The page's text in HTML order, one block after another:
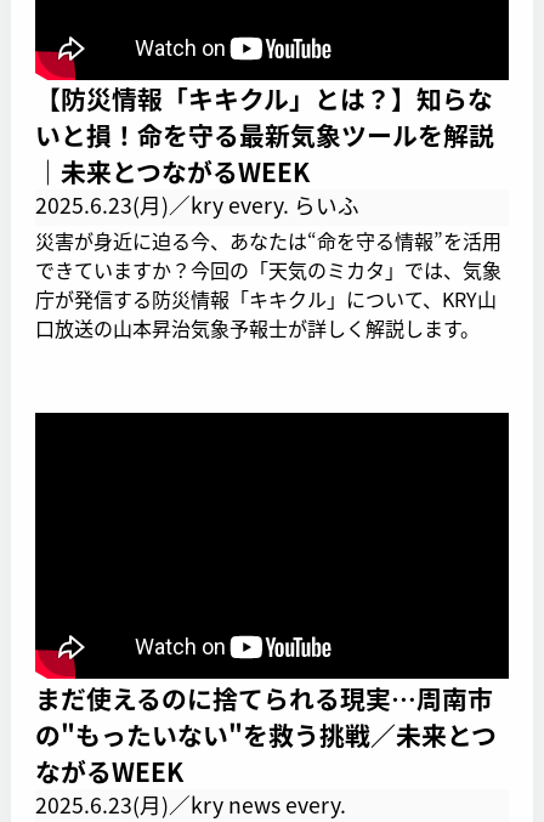
【防災情報「キキクル」とは？】知らな
いと損！命を守る最新気象ツールを解説
｜未来とつながるWEEK
2025.6.23(月)／kry every. らいふ
災害が身近に迫る今、あなたは“命を守る情報”を活用
できていますか？今回の「天気のミカタ」では、気象
庁が発信する防災情報「キキクル」について、KRY山
口放送の山本昇治気象予報士が詳しく解説します。
まだ使えるのに捨てられる現実…周南市
の"もったいない"を救う挑戦／未来とつ
ながるWEEK
2025.6.23(月)／kry news every.